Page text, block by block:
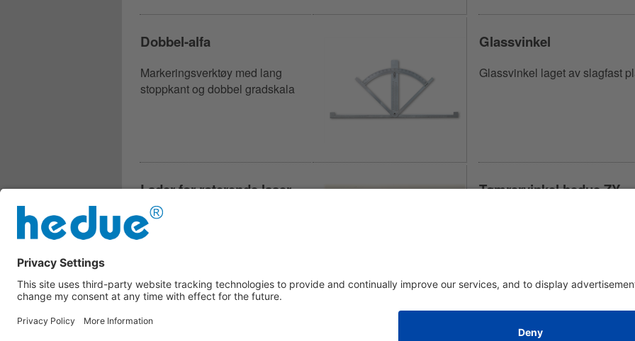
Dobbel-alfa
Markeringsverktøy med lang
stoppkant og dobbel gradskala
Glassvinkel
Glassvinkel laget av slagfast
Lader for roterende laser
Lader for rotasjonslasere hedue
R1, R2, R3, Q3 og Q3G
Tømrervinkel hedue ZY
Retningslinjer for personvern